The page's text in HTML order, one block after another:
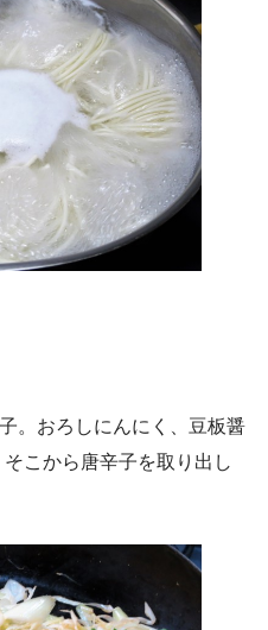
。おろしにんにく、豆板醤
こから唐辛子を取り出し